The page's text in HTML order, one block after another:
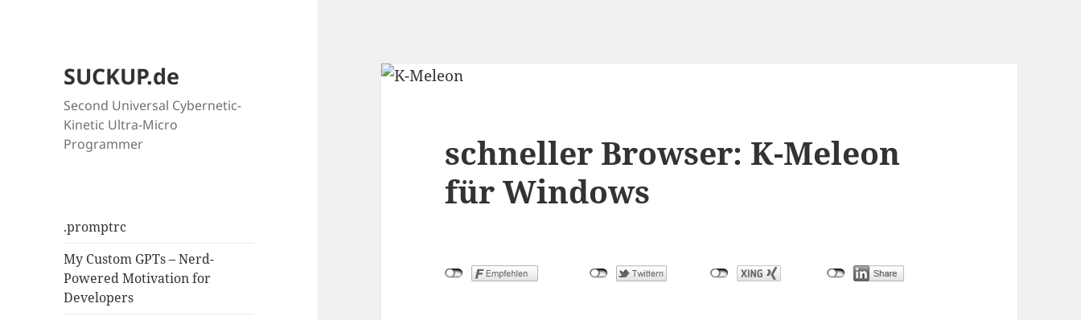
SUCKUP.de
Second Universal Cybernetic-
Kinetic Ultra-Micro
Programmer
.promptrc
My Custom GPTs – Nerd-
Powered Motivation for
Developers
schneller Browser: K-Meleon
für Windows